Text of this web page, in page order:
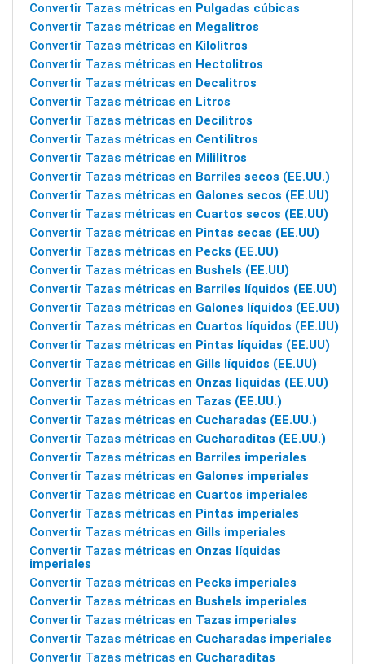
Convertir Tazas métricas en Pulgadas cúbicas
Convertir Tazas métricas en Megalitros
Convertir Tazas métricas en Kilolitros
Convertir Tazas métricas en Hectolitros
Convertir Tazas métricas en Decalitros
Convertir Tazas métricas en Litros
Convertir Tazas métricas en Decilitros
Convertir Tazas métricas en Centilitros
Convertir Tazas métricas en Mililitros
Convertir Tazas métricas en Barriles secos (EE.UU.)
Convertir Tazas métricas en Galones secos (EE.UU)
Convertir Tazas métricas en Cuartos secos (EE.UU)
Convertir Tazas métricas en Pintas secas (EE.UU)
Convertir Tazas métricas en Pecks (EE.UU)
Convertir Tazas métricas en Bushels (EE.UU)
Convertir Tazas métricas en Barriles líquidos (EE.UU)
Convertir Tazas métricas en Galones líquidos (EE.UU)
Convertir Tazas métricas en Cuartos líquidos (EE.UU)
Convertir Tazas métricas en Pintas líquidas (EE.UU)
Convertir Tazas métricas en Gills líquidos (EE.UU)
Convertir Tazas métricas en Onzas líquidas (EE.UU)
Convertir Tazas métricas en Tazas (EE.UU.)
Convertir Tazas métricas en Cucharadas (EE.UU.)
Convertir Tazas métricas en Cucharaditas (EE.UU.)
Convertir Tazas métricas en Barriles imperiales
Convertir Tazas métricas en Galones imperiales
Convertir Tazas métricas en Cuartos imperiales
Convertir Tazas métricas en Pintas imperiales
Convertir Tazas métricas en Gills imperiales
Convertir Tazas métricas en Onzas líquidas
imperiales
Convertir Tazas métricas en Pecks imperiales
Convertir Tazas métricas en Bushels imperiales
Convertir Tazas métricas en Tazas imperiales
Convertir Tazas métricas en Cucharadas imperiales
Convertir Tazas métricas en Cucharaditas